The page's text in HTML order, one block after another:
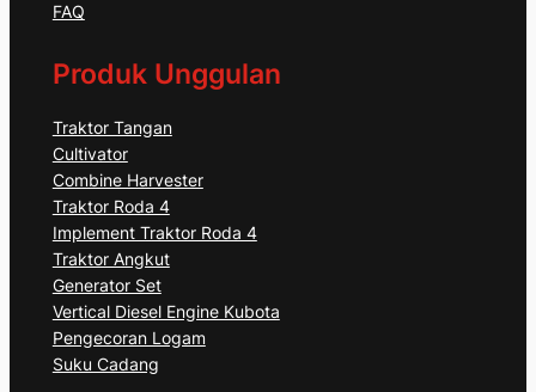
FAQ
Produk Unggulan
Traktor Tangan
Cultivator
Combine Harvester
Traktor Roda 4
Implement Traktor Roda 4
Traktor Angkut
Generator Set
Vertical Diesel Engine Kubota
Pengecoran Logam
Suku Cadang